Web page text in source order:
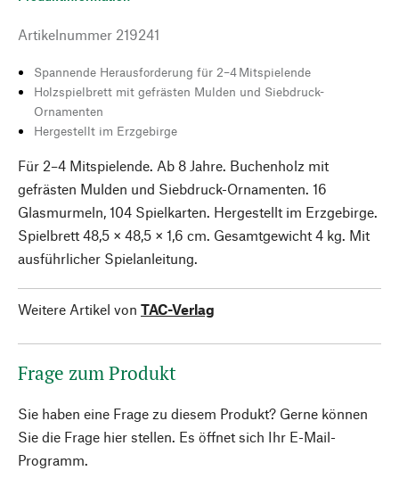
Artikelnummer 219241
Spannende Herausforderung für 2–4 Mitspielende
Holzspielbrett mit gefrästen Mulden und Siebdruck-
Ornamenten
Hergestellt im Erzgebirge
Für 2–4 Mitspielende. Ab 8 Jahre. Buchenholz mit
gefrästen Mulden und Siebdruck-Ornamenten. 16
Glasmurmeln, 104 Spielkarten. Hergestellt im Erzgebirge.
Spielbrett 48,5 × 48,5 × 1,6 cm. Gesamtgewicht 4 kg. Mit
ausführlicher Spielanleitung.
Weitere Artikel von TAC-Verlag
Frage zum Produkt
Sie haben eine Frage zu diesem Produkt? Gerne können
Sie die Frage hier stellen. Es öffnet sich Ihr E-Mail-
Programm.